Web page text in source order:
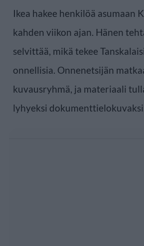
Ikea hakee henkilöä asumaan
kahden viikon ajan. Hänen
selvittää, mikä tekee
onnellisia. Onnenetsijän
kuvausryhmä, ja materiaali
lyhyeksi